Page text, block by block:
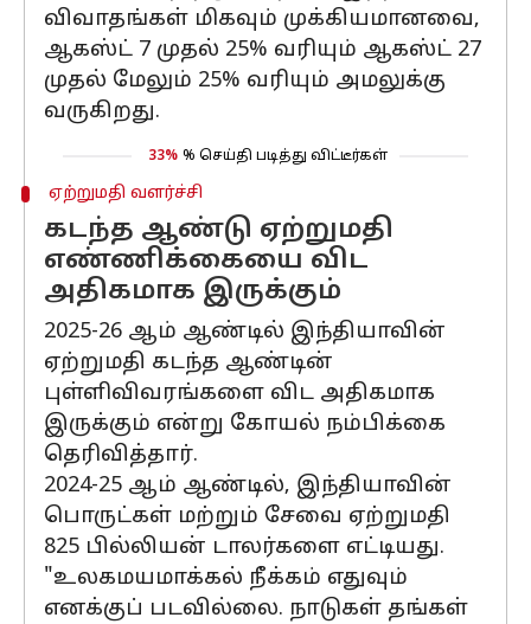
விவாதங்கள் மிகவும் முக்கியமானவை,
ஆகஸ்ட் 7 முதல் 25% வரியும் ஆகஸ்ட் 27
முதல் மேலும் 25% வரியும் அமலுக்கு
வருகிறது.
33% % செய்தி படித்து விட்டீர்கள்
ஏற்றுமதி வளர்ச்சி
கடந்த ஆண்டு ஏற்றுமதி
எண்ணிக்கையை விட
அதிகமாக இருக்கும்
2025-26 ஆம் ஆண்டில் இந்தியாவின்
ஏற்றுமதி கடந்த ஆண்டின்
புள்ளிவிவரங்களை விட அதிகமாக
இருக்கும் என்று கோயல் நம்பிக்கை
தெரிவித்தார்.
2024-25 ஆம் ஆண்டில், இந்தியாவின்
பொருட்கள் மற்றும் சேவை ஏற்றுமதி
825 பில்லியன் டாலர்களை எட்டியது.
"உலகமயமாக்கல் நீக்கம் எதுவும்
எனக்குப் படவில்லை. நாடுகள் தங்கள்